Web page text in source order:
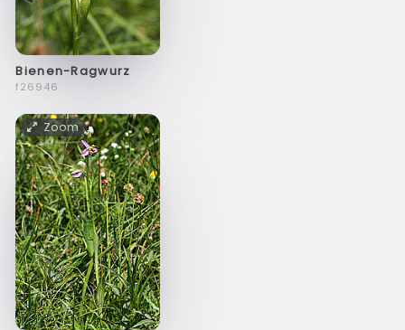
Bienen-Ragwurz
f26946
Zoom